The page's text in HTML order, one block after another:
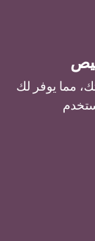
مما يوفر لك